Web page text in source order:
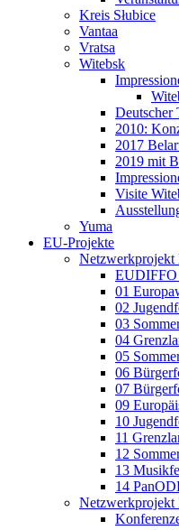
Kreis Słubice
Vantaa
Vratsa
Witebsk
Deutscher
2010:
2017
2019 mit
Visite
Yuma
EU-Projekte
Netzwerkprojekt
EUDIFFO
01
02
03
04
05
06
07
09
10
11
12
13
14
Netzwerkprojekt